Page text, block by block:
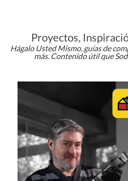
Proyectos,
Hágalo Usted Mismo, guías de
más. Contenido útil que